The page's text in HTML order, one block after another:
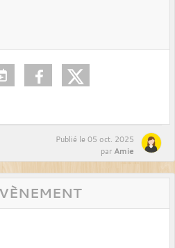
Publié le 05 oct. 2025
par Amie